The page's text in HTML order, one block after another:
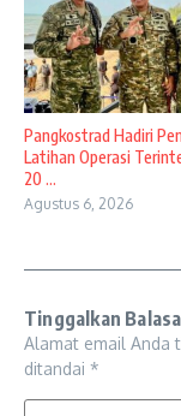
Pangkostrad Hadiri
Latihan Operasi
20 ...
Agustus 6, 2026
Tinggalkan
Alamat email Anda
ditandai *